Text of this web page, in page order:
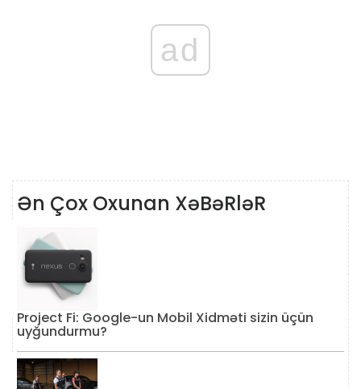
ad
Ən Çox Oxunan XəBəRləR
Project Fi: Google-un Mobil Xidməti sizin üçün
uyğundurmu?